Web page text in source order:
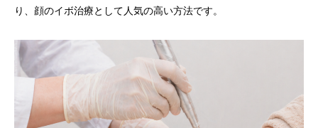
り、顔のイボ治療として人気の高い方法です。